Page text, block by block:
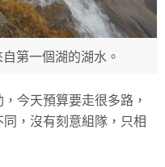
第一個湖的湖水。
今天預算要走很多路，
，沒有刻意組隊，只相